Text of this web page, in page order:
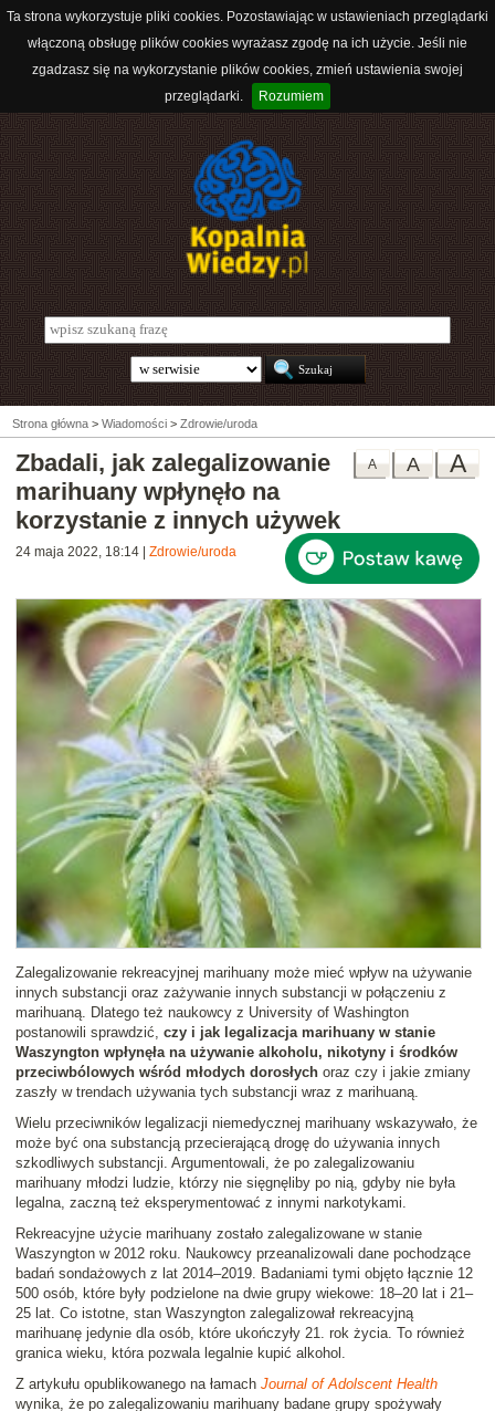
Ta strona wykorzystuje pliki cookies. Pozostawiając w ustawieniach przeglądarki
włączoną obsługę plików cookies wyrażasz zgodę na ich użycie. Jeśli nie
zgadzasz się na wykorzystanie plików cookies, zmień ustawienia swojej
przeglądarki.
Rozumiem
Strona główna > Wiadomości > Zdrowie/uroda
A
A
A
Zbadali, jak zalegalizowanie
marihuany wpłynęło na
korzystanie z innych używek
24 maja 2022, 18:14 Zdrowie/uroda
Zalegalizowanie rekreacyjnej marihuany może mieć wpływ na używanie
innych substancji oraz zażywanie innych substancji w połączeniu z
marihuaną. Dlatego też naukowcy z University of Washington
postanowili sprawdzić, czy i jak legalizacja marihuany w stanie
Waszyngton wpłynęła na używanie alkoholu, nikotyny i środków
przeciwbólowych wśród młodych dorosłych oraz czy i jakie zmiany
zaszły w trendach używania tych substancji wraz z marihuaną.
Wielu przeciwników legalizacji niemedycznej marihuany wskazywało, że
może być ona substancją przecierającą drogę do używania innych
szkodliwych substancji. Argumentowali, że po zalegalizowaniu
marihuany młodzi ludzie, którzy nie sięgnęliby po nią, gdyby nie była
legalna, zaczną też eksperymentować z innymi narkotykami.
Rekreacyjne użycie marihuany zostało zalegalizowane w stanie
Waszyngton w 2012 roku. Naukowcy przeanalizowali dane pochodzące
badań sondażowych z lat 2014–2019. Badaniami tymi objęto łącznie 12
500 osób, które były podzielone na dwie grupy wiekowe: 18–20 lat i 21–
25 lat. Co istotne, stan Waszyngton zalegalizował rekreacyjną
marihuanę jedynie dla osób, które ukończyły 21. rok życia. To również
granica wieku, która pozwala legalnie kupić alkohol.
Z artykułu opublikowanego na łamach Journal of Adolscent Health
wynika, że po zalegalizowaniu marihuany badane grupy spożywały